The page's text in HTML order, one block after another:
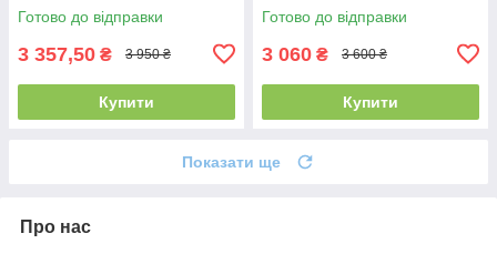
Готово до відправки
3 357,50 ₴ 3 950 ₴
Купити
Готово до відправки
3 060 ₴ 3 600 ₴
Купити
Показати ще
Про нас